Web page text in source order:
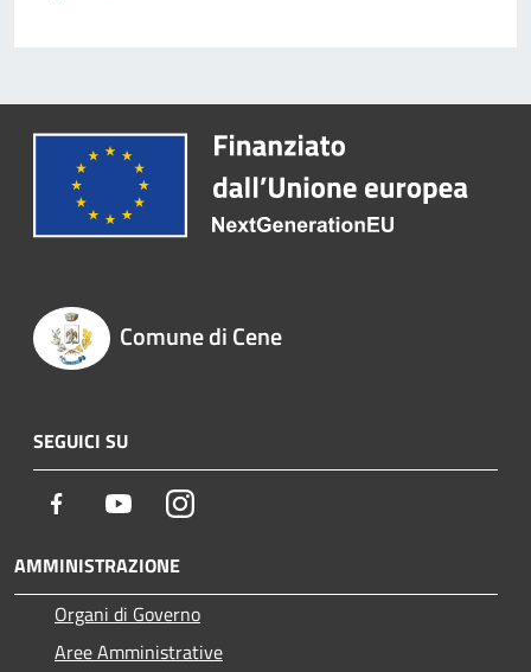
Comune di Cene
SEGUICI SU
Facebook YoutubeInstagram
AMMINISTRAZIONE
Organi di Governo
Aree Amministrative